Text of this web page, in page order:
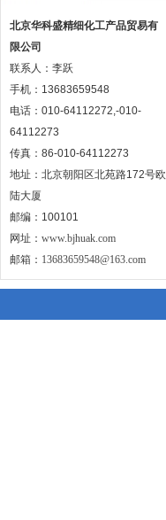
北京华科盛精细化工产品贸易有
限公司
联系人：李跃
手机：13683659548
电话：010-64112272,-010-
64112273
传真：86-010-64112273
地址：北京朝阳区北苑路172号欧
陆大厦
邮编：100101
网址： www.bjhuak.com
邮箱： 13683659548@163.com